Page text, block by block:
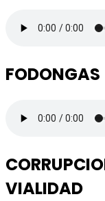
FODONGAS
VIALIDAD